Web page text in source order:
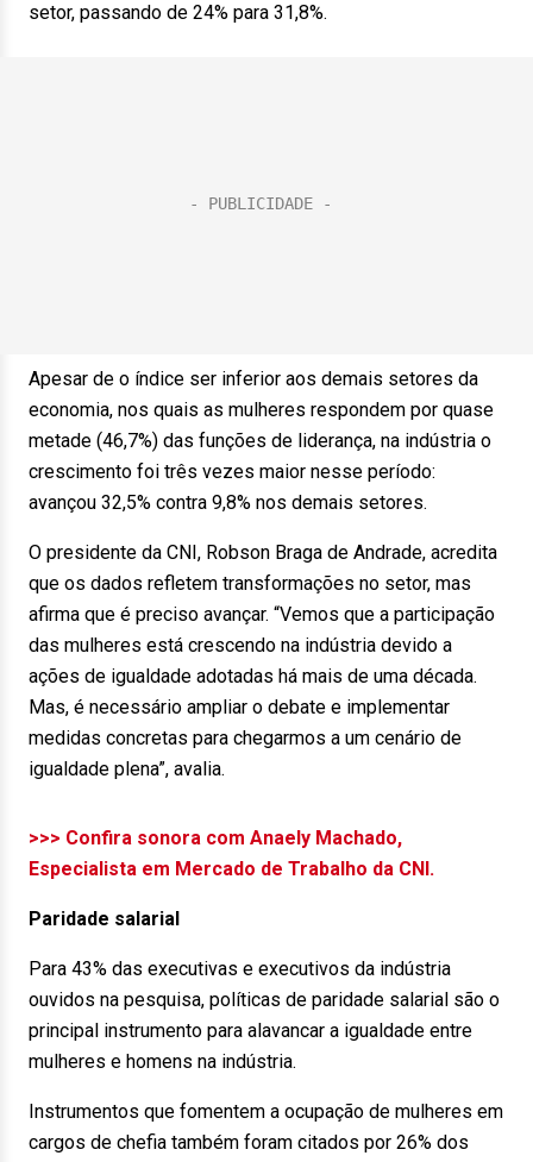
setor, passando de 24% para 31,8%.
Apesar de o índice ser inferior aos demais setores da
economia, nos quais as mulheres respondem por quase
metade (46,7%) das funções de liderança, na indústria o
crescimento foi três vezes maior nesse período:
avançou 32,5% contra 9,8% nos demais setores.
O presidente da CNI, Robson Braga de Andrade, acredita
que os dados refletem transformações no setor, mas
afirma que é preciso avançar. “Vemos que a participação
das mulheres está crescendo na indústria devido a
ações de igualdade adotadas há mais de uma década.
Mas, é necessário ampliar o debate e implementar
medidas concretas para chegarmos a um cenário de
igualdade plena”, avalia.
>>> Confira sonora com Anaely Machado,
Especialista em Mercado de Trabalho da CNI.
Paridade salarial
Para 43% das executivas e executivos da indústria
ouvidos na pesquisa, políticas de paridade salarial são o
principal instrumento para alavancar a igualdade entre
mulheres e homens na indústria.
Instrumentos que fomentem a ocupação de mulheres em
cargos de chefia também foram citados por 26% dos